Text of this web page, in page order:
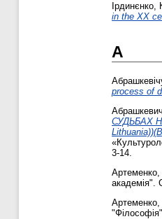
in the XX
А
process of
СУДЬБАХ
3-14.
академія".